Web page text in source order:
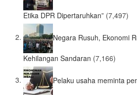
Etika DPR Dipertaruhkan” (7,497)
Negara Rusuh, Ekonomi
Kehilangan Sandaran (7,166)
Pelaku usaha meminta